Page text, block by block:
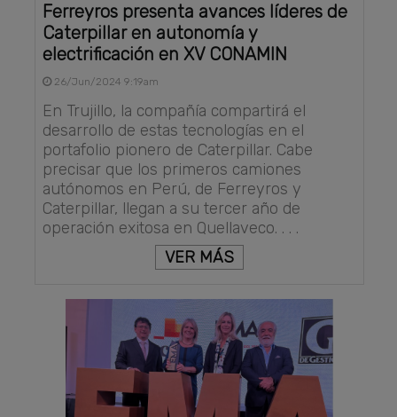
Ferreyros presenta avances líderes de
Caterpillar en autonomía y
electrificación en XV CONAMIN
26/Jun/2024 9:19am
En Trujillo, la compañía compartirá el
desarrollo de estas tecnologías en el
portafolio pionero de Caterpillar. Cabe
precisar que los primeros camiones
autónomos en Perú, de Ferreyros y
Caterpillar, llegan a su tercer año de
operación exitosa en Quellaveco. . . .
VER MÁS